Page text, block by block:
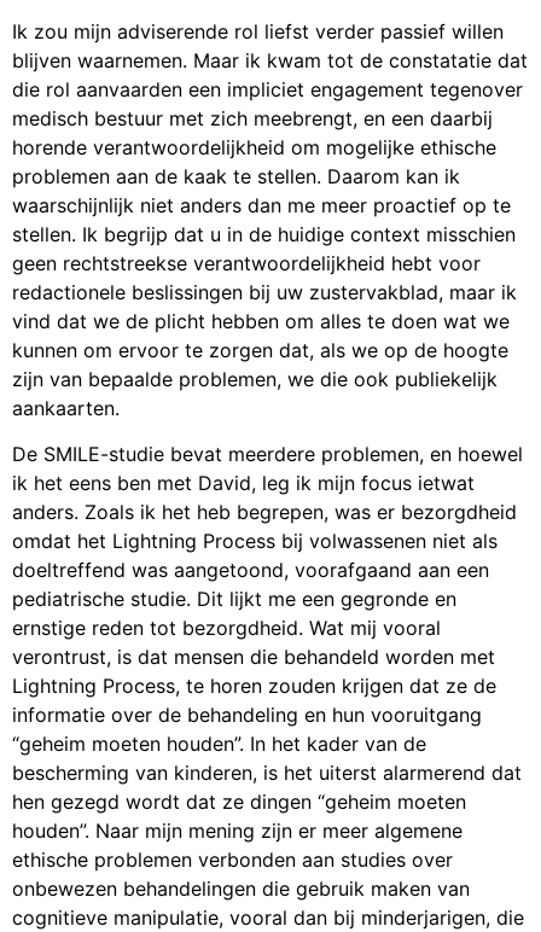
Ik zou mijn adviserende rol liefst verder passief willen
blijven waarnemen. Maar ik kwam tot de constatatie dat
die rol aanvaarden een impliciet engagement tegenover
medisch bestuur met zich meebrengt, en een daarbij
horende verantwoordelijkheid om mogelijke ethische
problemen aan de kaak te stellen. Daarom kan ik
waarschijnlijk niet anders dan me meer proactief op te
stellen. Ik begrijp dat u in de huidige context misschien
geen rechtstreekse verantwoordelijkheid hebt voor
redactionele beslissingen bij uw zustervakblad, maar ik
vind dat we de plicht hebben om alles te doen wat we
kunnen om ervoor te zorgen dat, als we op de hoogte
zijn van bepaalde problemen, we die ook publiekelijk
aankaarten.
De SMILE-studie bevat meerdere problemen, en hoewel
ik het eens ben met David, leg ik mijn focus ietwat
anders. Zoals ik het heb begrepen, was er bezorgdheid
omdat het Lightning Process bij volwassenen niet als
doeltreffend was aangetoond, voorafgaand aan een
pediatrische studie. Dit lijkt me een gegronde en
ernstige reden tot bezorgdheid. Wat mij vooral
verontrust, is dat mensen die behandeld worden met
Lightning Process, te horen zouden krijgen dat ze de
informatie over de behandeling en hun vooruitgang
“geheim moeten houden”. In het kader van de
bescherming van kinderen, is het uiterst alarmerend dat
hen gezegd wordt dat ze dingen “geheim moeten
houden”. Naar mijn mening zijn er meer algemene
ethische problemen verbonden aan studies over
onbewezen behandelingen die gebruik maken van
cognitieve manipulatie, vooral dan bij minderjarigen, die